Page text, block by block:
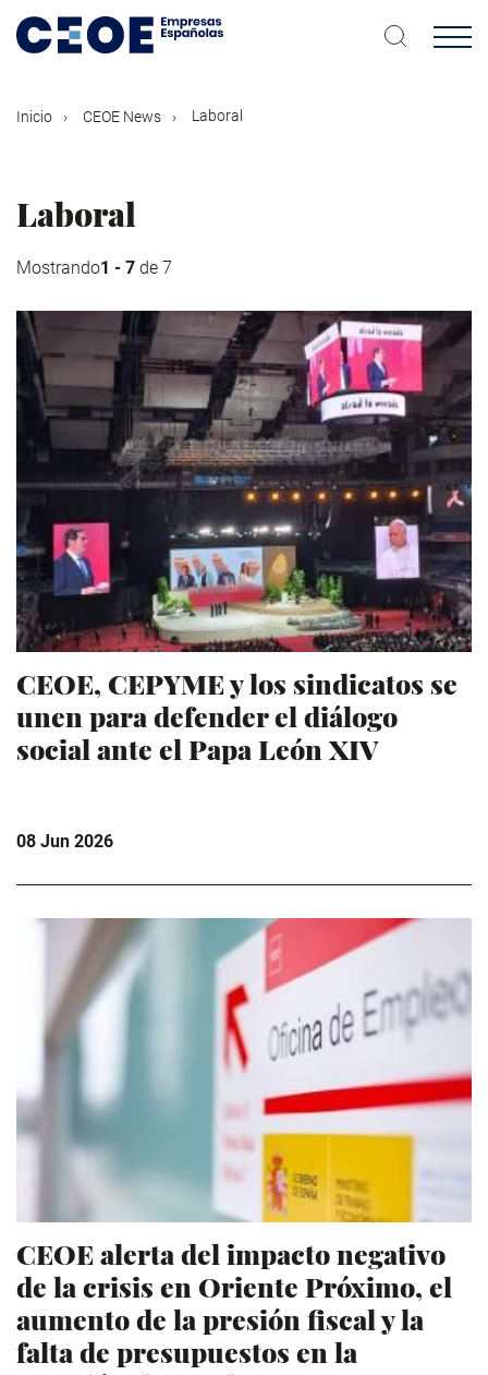
contenido
Inicio CEOE News Laboral
Laboral
Mostrando1 - 7 de 7
CEOE, CEPYME y los sindicatos se
unen para defender el diálogo
social ante el Papa León XIV
08 Jun 2026
CEOE alerta del impacto negativo
de la crisis en Oriente Próximo, el
aumento de la presión fiscal y la
falta de presupuestos en la